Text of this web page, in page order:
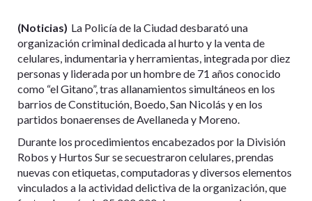
(Noticias) La Policía de la Ciudad desbarató una
organización criminal dedicada al hurto y la venta de
celulares, indumentaria y herramientas, integrada por diez
personas y liderada por un hombre de 71 años conocido
como “el Gitano”, tras allanamientos simultáneos en los
barrios de Constitución, Boedo, San Nicolás y en los
partidos bonaerenses de Avellaneda y Moreno.
Durante los procedimientos encabezados por la División
Robos y Hurtos Sur se secuestraron celulares, prendas
nuevas con etiquetas, computadoras y diversos elementos
vinculados a la actividad delictiva de la organización, que